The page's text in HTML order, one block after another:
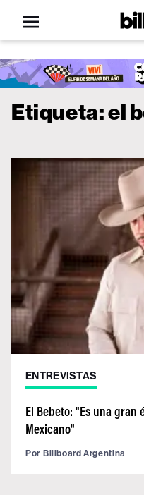
Open
menu
Etiqueta:el
ENTREVISTAS
El Bebeto: "Es una gran
Mexicano"
Por Billboard Argentina